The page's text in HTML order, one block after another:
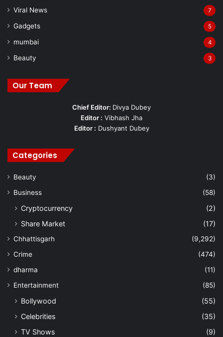
Viral News 7
Gadgets 5
mumbai 4
Beauty 3
Our Team
Chief Editor: Divya Dubey
Editor : Vibhash Jha
Editor : Dushyant Dubey
Categories
Beauty
(3)
Business
(58)
Cryptocurrency
(2)
Share Market
(17)
Chhattisgarh
(9,292)
Crime
(474)
dharma
(11)
Entertainment
(85)
Bollywood
(55)
Celebrities
(35)
TV Shows
(9)